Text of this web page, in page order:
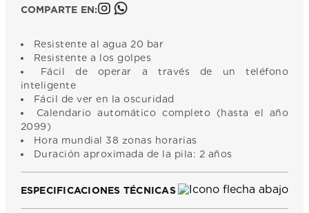
COMPARTE EN:
Resistente al agua 20 bar
Resistente a los golpes
Fácil de operar a través de un teléfono
inteligente
Fácil de ver en la oscuridad
Calendario automático completo (hasta el año
2099)
Hora mundial 38 zonas horarias
Duración aproximada de la pila: 2 años
ESPECIFICACIONES TÉCNICAS